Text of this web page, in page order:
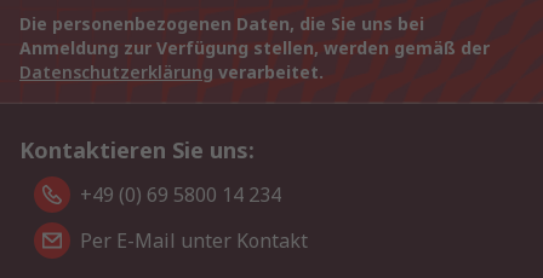
Die personenbezogenen Daten, die Sie uns bei
Anmeldung zur Verfügung stellen, werden gemäß der
Datenschutzerklärung verarbeitet.
Kontaktieren Sie uns:
+49 (0) 69 5800 14 234
Per E-Mail unter Kontakt